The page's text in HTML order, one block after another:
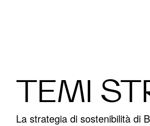
TEMI
La strategia di sostenibilità di